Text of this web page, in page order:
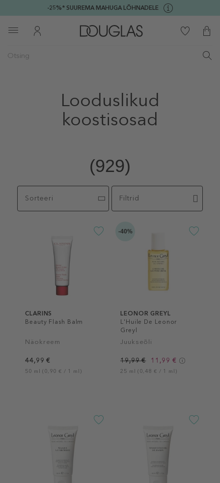
-25%* SUUREMA MAHUGA LÕHNADELE
Looduslikud
koostisosad
(929)
Sorteeri Filtrid
CLARINS
Beauty Flash Balm
Näokreem
44,99 €
50 ml (0,90 € / 1 ml)
-40%
LEONOR GREYL
L'Huile De Leonor
Greyl
Juukseõli
19,99 € 11,99 €
25 ml (0,48 € / 1 ml)